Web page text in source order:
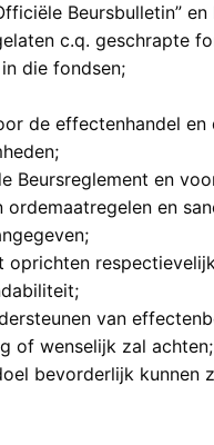
Beursbulletin” en
c.q. geschrapte
die fondsen;
de effectenhandel en
Beursreglement en
en
oprichten
van
of wenselijk zal achten;
bevorderlijk kunnen